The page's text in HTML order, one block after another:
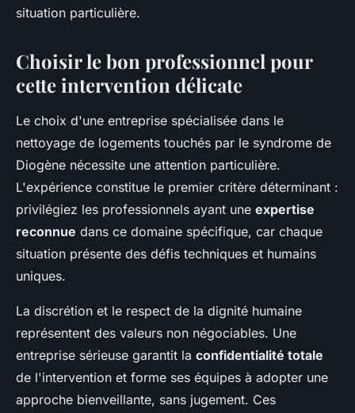
situation particulière.
Choisir le bon professionnel pour
cette intervention délicate
Le choix d'une entreprise spécialisée dans le
nettoyage de logements touchés par le syndrome de
Diogène nécessite une attention particulière.
L'expérience constitue le premier critère déterminant :
privilégiez les professionnels ayant une expertise
reconnue dans ce domaine spécifique, car chaque
situation présente des défis techniques et humains
uniques.
La discrétion et le respect de la dignité humaine
représentent des valeurs non négociables. Une
entreprise sérieuse garantit la confidentialité totale
de l'intervention et forme ses équipes à adopter une
approche bienveillante, sans jugement. Ces